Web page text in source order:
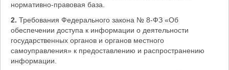
нормативно-правовая база.
2. Требования Федерального закона № 8-ФЗ «Об
обеспечении доступа к информации о деятельности
государственных органов и органов местного
самоуправления» к предоставлению и распространению
информации.